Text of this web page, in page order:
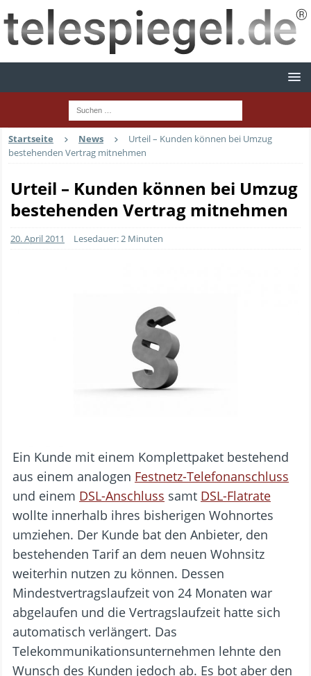
Startseite News
Urteil – Kunden können bei Umzug
bestehenden Vertrag mitnehmen
Urteil – Kunden können bei Umzug
bestehenden Vertrag mitnehmen
20. April 2011 Lesedauer: 2 Minuten
Ein Kunde mit einem Komplettpaket bestehend
aus einem analogen Festnetz-Telefonanschluss
und einem DSL-Anschluss samt DSL-Flatrate
wollte innerhalb ihres bisherigen Wohnortes
umziehen. Der Kunde bat den Anbieter, den
bestehenden Tarif an dem neuen Wohnsitz
weiterhin nutzen zu können. Dessen
Mindestvertragslaufzeit von 24 Monaten war
abgelaufen und die Vertragslaufzeit hatte sich
automatisch verlängert. Das
Telekommunikationsunternehmen lehnte den
Wunsch des Kunden jedoch ab. Es bot aber den